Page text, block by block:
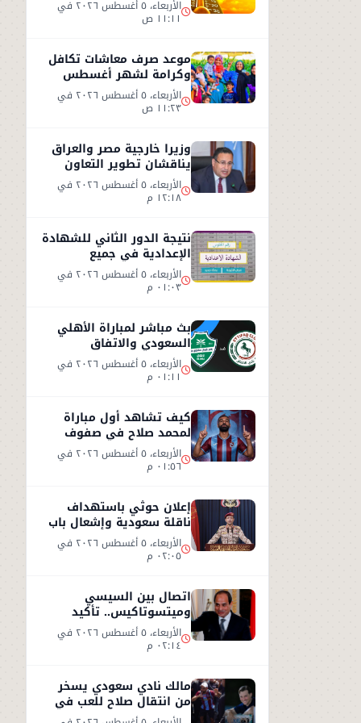
أغسطس 2026 الأربعاء، ٥ أغسطس ٢٠٢٦ في
١١:١١ ص
موعد صرف معاشات تكافل
وكرامة لشهر أغسطس
2026.. رابط الاستعلام
الرسمي الأربعاء، ٥ أغسطس ٢٠٢٦ في
١١:٢٣ ص
وزيرا خارجية مصر والعراق
يناقشان تطوير التعاون
الثنائي في مختلف المجالات
الأربعاء، ٥ أغسطس ٢٠٢٦ في
١٢:١٨ م
نتيجة الدور الثاني للشهادة
الإعدادية في جميع
المحافظات الأربعاء، ٥ أغسطس ٢٠٢٦ في
٠١:٠٣ م
بث مباشر لمباراة الأهلي
السعودي والاتفاق
الأربعاء، ٥ أغسطس ٢٠٢٦ في
٠١:١١ م
كيف تشاهد أول مباراة
لمحمد صلاح في صفوف
طرابزون سبور التركي الأربعاء، ٥ أغسطس ٢٠٢٦ في
٠١:٥٦ م
إعلان حوثي باستهداف
ناقلة سعودية وإشعال باب
المندب الأربعاء، ٥ أغسطس ٢٠٢٦ في
٠٢:٠٥ م
اتصال بين السيسي
وميتسوتاكيس.. تأكيد
مصري على دعم اليونان بعد
حرائق الغابات الأربعاء، ٥ أغسطس ٢٠٢٦ في
٠٢:١٤ م
مالك نادي سعودي يسخر
من انتقال صلاح للعب في
تركيا ورفضه روشن